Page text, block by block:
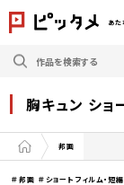
あた
胸キュン ショ
邦画
＃邦画 ＃ショートフィルム・短編